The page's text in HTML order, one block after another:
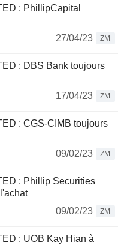
: PhillipCapital
27/04/23
ZM
: DBS Bank toujours
17/04/23
ZM
: CGS-CIMB toujours
09/02/23
ZM
: Phillip Securities
09/02/23
ZM
: UOB Kay Hian à